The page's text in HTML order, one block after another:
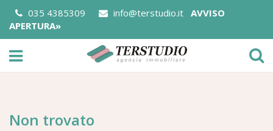
035 4385309 info@terstudio.it AVVISO
APERTURA»
Non trovato